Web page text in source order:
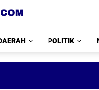
POLITIK